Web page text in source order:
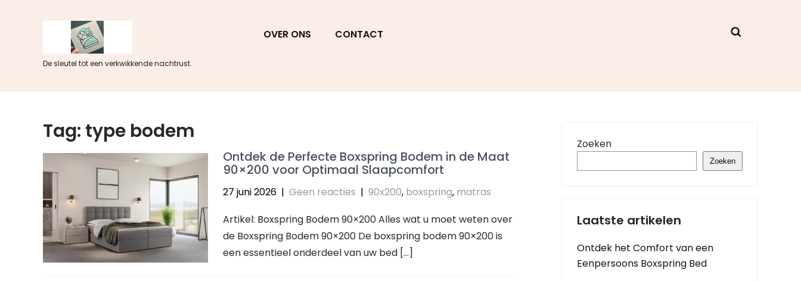
De sleutel tot een verkwikkende nachtrust.
OVER ONS CONTACT
Tag: type bodem
Ontdek de Perfecte Boxspring Bodem in de Maat
90×200 voor Optimaal Slaapcomfort
27 juni 2026 | Geen reacties | 90x200, boxspring, matras
Artikel: Boxspring Bodem 90×200 Alles wat u moet weten over
de Boxspring Bodem 90×200 De boxspring bodem 90×200 is
een essentieel onderdeel van uw bed […]
Zoeken
Zoeken
Laatste artikelen
Ontdek het Comfort van een
Eenpersoons Boxspring Bed